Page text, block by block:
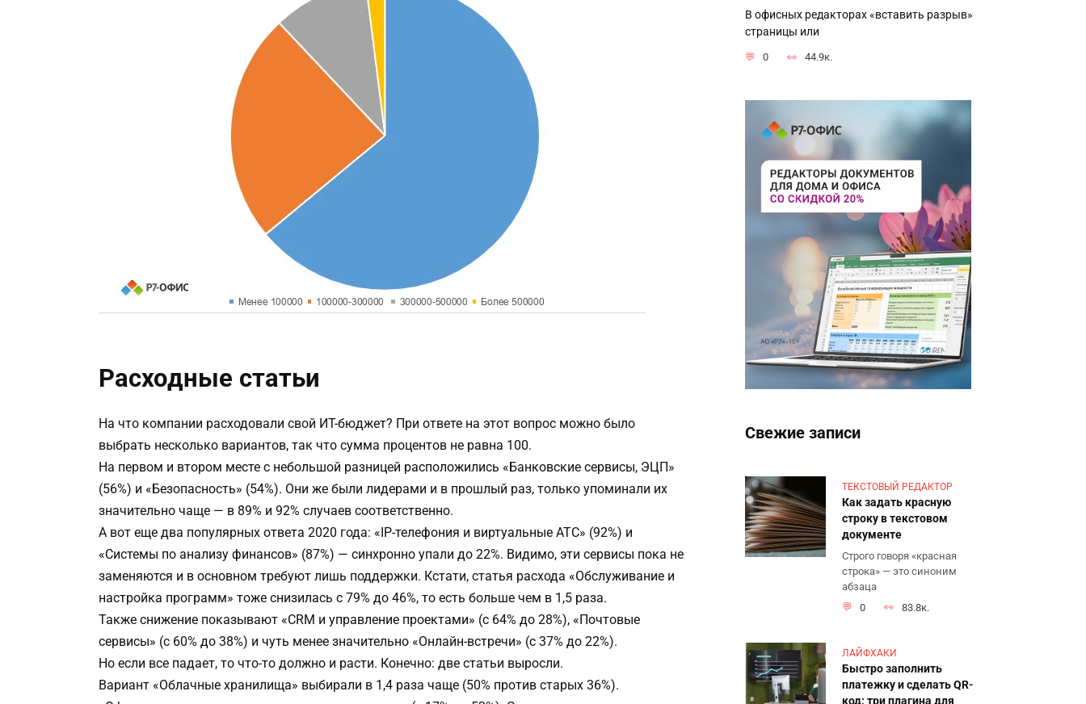
Расходные статьи
На что компании расходовали свой ИТ-бюджет? При ответе на этот вопрос можно было
выбрать несколько вариантов, так что сумма процентов не равна 100.
На первом и втором месте с небольшой разницей расположились «Банковские сервисы, ЭЦП»
(56%) и «Безопасность» (54%). Они же были лидерами и в прошлый раз, только упоминали их
значительно чаще — в 89% и 92% случаев соответственно.
А вот еще два популярных ответа 2020 года: «IP-телефония и виртуальные АТС» (92%) и
«Системы по анализу финансов» (87%) — синхронно упали до 22%. Видимо, эти сервисы пока не
заменяются и в основном требуют лишь поддержки. Кстати, статья расхода «Обслуживание и
настройка программ» тоже снизилась с 79% до 46%, то есть больше чем в 1,5 раза.
Также снижение показывают «CRM и управление проектами» (с 64% до 28%), «Почтовые
сервисы» (с 60% до 38%) и чуть менее значительно «Онлайн-встречи» (с 37% до 22%).
Но если все падает, то что-то должно и расти. Конечно: две статьи выросли.
Вариант «Облачные хранилища» выбирали в 1,4 раза чаще (50% против старых 36%).
В офисных редакторах «вставить разрыв»
страницы или
0 44.9к.
Свежие записи
ТЕКСТОВЫЙ РЕДАКТОР
Как задать красную
строку в текстовом
документе
Строго говоря «красная
строка» — это синоним
абзаца
0
83.8к.
ЛАЙФХАКИ
Быстро заполнить
платежку и сделать QR-